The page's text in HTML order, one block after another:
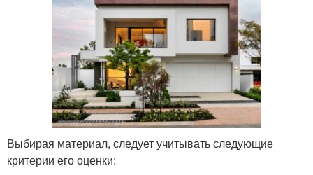
Выбирая материал, следует учитывать следующие
критерии его оценки: